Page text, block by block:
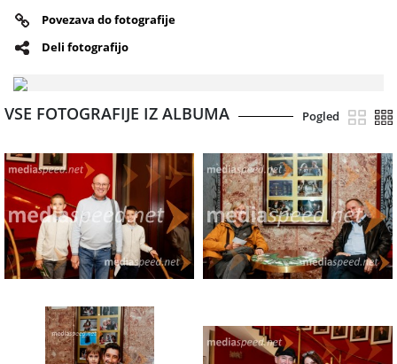
Povezava do fotografije
Deli fotografijo
VSE FOTOGRAFIJE IZ ALBUMA Pogled